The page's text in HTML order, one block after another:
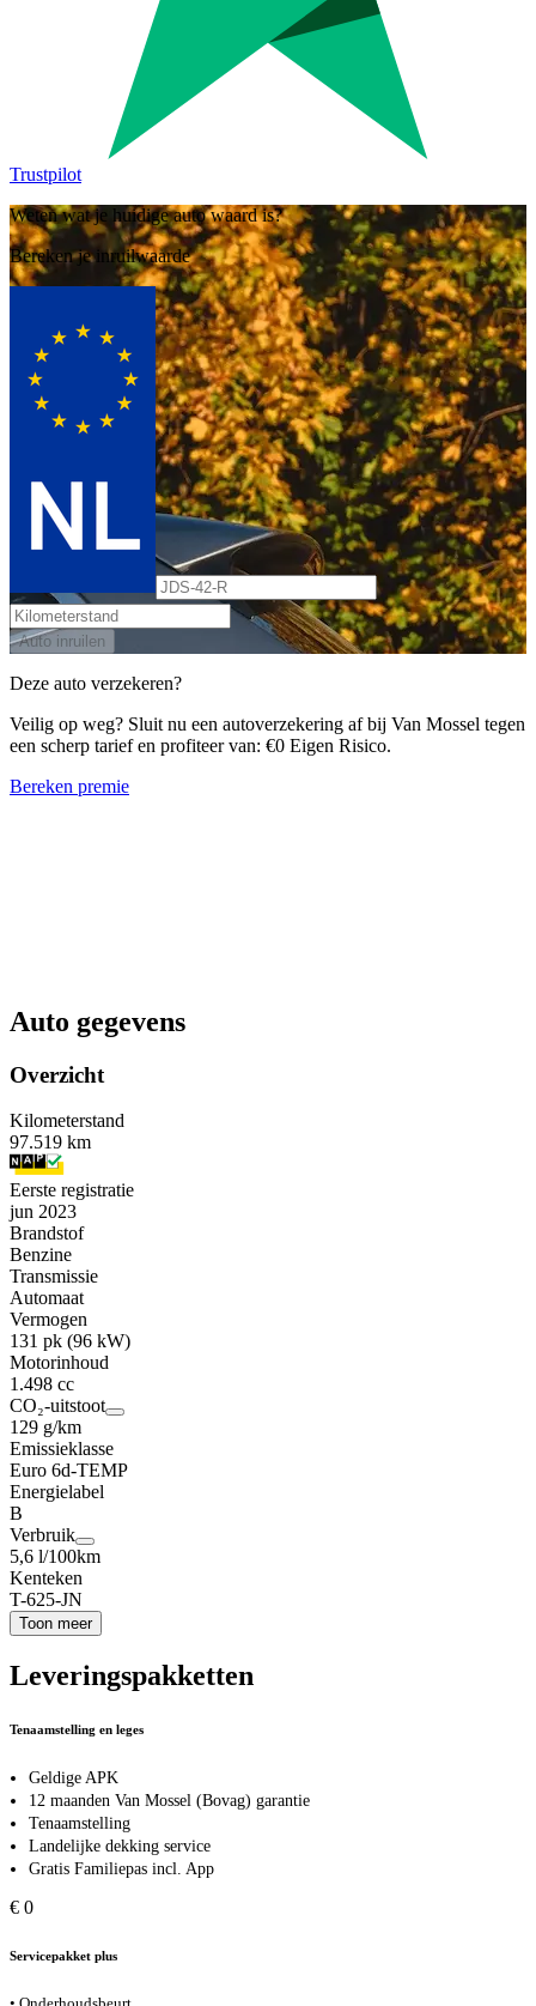
Trustpilot
Weten wat je huidige auto waard is?
Bereken je inruilwaarde
Auto inruilen
Deze auto verzekeren?
Veilig op weg? Sluit nu een autoverzekering af bij Van Mossel tegen
een scherp tarief en profiteer van: €0 Eigen Risico.
Bereken premie
Auto gegevens
Overzicht
Kilometerstand
97.519 km
Eerste registratie
jun 2023
Brandstof
Benzine
Transmissie
Automaat
Vermogen
131 pk (96 kW)
Motorinhoud
1.498 cc
CO₂-uitstoot
129 g/km
Emissieklasse
Euro 6d-TEMP
Energielabel
B
Verbruik
5,6 l/100km
Kenteken
T-625-JN
Toon meer
Leveringspakketten
Tenaamstelling en leges
Geldige APK
12 maanden Van Mossel (Bovag) garantie
Tenaamstelling
Landelijke dekking service
Gratis Familiepas incl. App
€ 0
Servicepakket plus